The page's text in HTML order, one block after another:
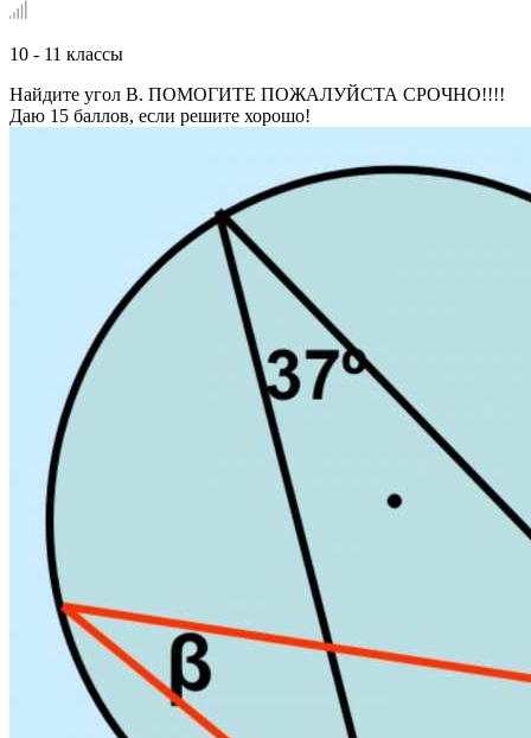
10 - 11 классы
Найдите угол B. ПОМОГИТЕ ПОЖАЛУЙСТА СРОЧНО!!!!
Даю 15 баллов, если решите хорошо!